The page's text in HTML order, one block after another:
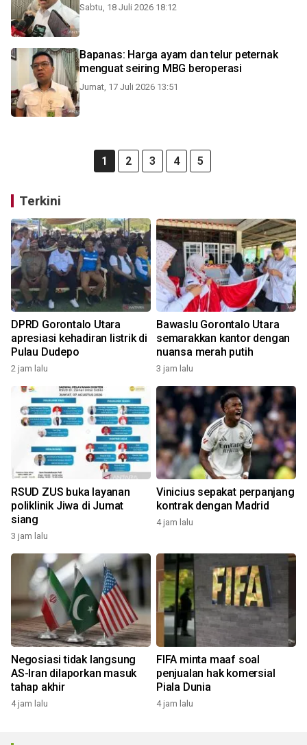
Sabtu, 18 Juli 2026 18:12
Bapanas: Harga ayam dan telur peternak
menguat seiring MBG beroperasi
Jumat, 17 Juli 2026 13:51
1 2 3 4 5
Terkini
DPRD Gorontalo Utara
apresiasi kehadiran listrik di
Pulau Dudepo
2 jam lalu
Bawaslu Gorontalo Utara
semarakkan kantor dengan
nuansa merah putih
3 jam lalu
RSUD ZUS buka layanan
poliklinik Jiwa di Jumat
siang
3 jam lalu
Vinicius sepakat perpanjang
kontrak dengan Madrid
4 jam lalu
Negosiasi tidak langsung
AS-Iran dilaporkan masuk
tahap akhir
4 jam lalu
FIFA minta maaf soal
penjualan hak komersial
Piala Dunia
4 jam lalu